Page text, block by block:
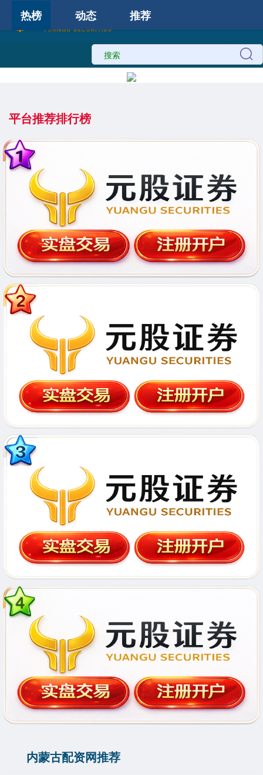
平台推荐排行榜
内蒙古配资网推荐
热榜 动态 推荐